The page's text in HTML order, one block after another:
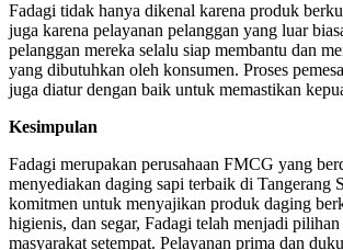
Fadagi tidak hanya dikenal karena produk
juga karena pelayanan pelanggan yang luar
pelanggan mereka selalu siap membantu dan
yang dibutuhkan oleh konsumen. Proses
juga diatur dengan baik untuk memastikan
Kesimpulan
Fadagi merupakan perusahaan FMCG yang
menyediakan daging sapi terbaik di Tangerang
komitmen untuk menyajikan produk daging
higienis, dan segar, Fadagi telah menjadi pilihan
masyarakat setempat. Pelayanan prima dan